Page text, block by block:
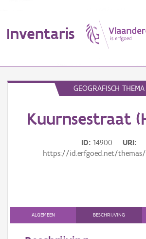
Inventaris
Erfgoedobject
Persoon of collectief
GEOGRAFISCH THEMA
Kuurnsestraat
ID 14900
URI
https://id.erfgoed.net/themas/
ALGEMEEN BESCHRIJVING